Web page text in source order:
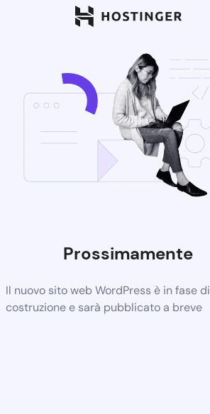
Prossimamente
Il nuovo sito web WordPress è in fase di
costruzione e sarà pubblicato a breve